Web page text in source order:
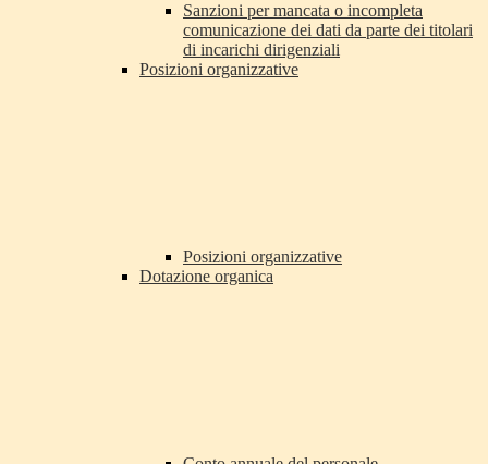
Sanzioni per mancata o incompleta
comunicazione dei dati da parte dei titolari
di incarichi dirigenziali
Posizioni organizzative
Posizioni organizzative
Dotazione organica